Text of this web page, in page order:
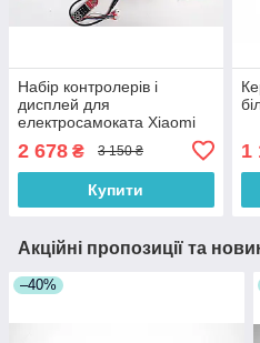
Набір контролерів і
дисплей для
електросамоката Xiaomi
2 678 ₴ 3 150 ₴
Купити
1
Акційні пропозиції та
–40%